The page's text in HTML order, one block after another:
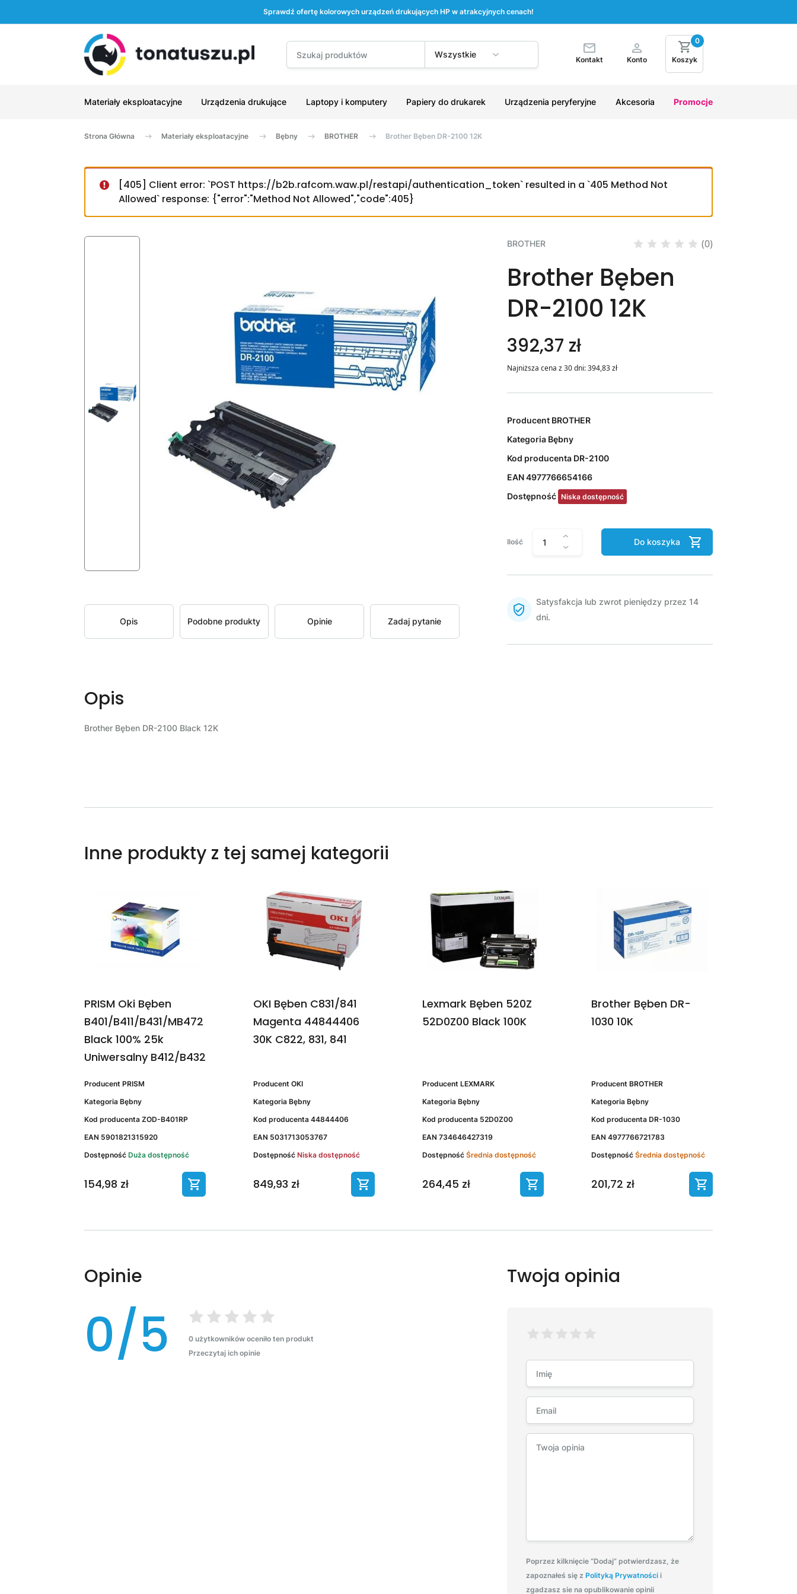
Sprawdź ofertę kolorowych urządzeń drukujących HP w atrakcyjnych cenach!
Wszystkie
Kontakt Konto Koszyk
0
Materiały eksploatacyjne Urządzenia drukujące Laptopy i komputery Papiery do drukarek Urządzenia peryferyjne Akcesoria Promocje
Strona Główna Materiały eksploatacyjne Bębny BROTHER Brother Bęben DR-2100 12K
[405] Client error: `POST https://b2b.rafcom.waw.pl/restapi/authentication_token` resulted in a `405 Method Not
Allowed` response: {"error":"Method Not Allowed","code":405}
Opis Podobne produkty Opinie Zadaj pytanie
BROTHER (0)
Brother Bęben
DR-2100 12K
392,37 zł
Najniższa cena z 30 dni:394,83zł
Producent BROTHER
Kategoria Bębny
Kod producenta DR-2100
EAN4977766654166
Dostępność Niska dostępność
Ilość Do koszyka
Satysfakcja lub zwrot pieniędzy przez 14
dni.
Opis
Brother Bęben DR-2100 Black 12K
Inne produkty z tej samej kategorii
PRISM Oki Bęben
B401/B411/B431/MB472
Black 100% 25k
Uniwersalny B412/B432
Producent PRISM
Kategoria Bębny
Kod producenta ZOD-B401RP
EAN 5901821315920
Dostępność Duża dostępność
154,98 zł
OKI Bęben C831/841
Magenta 44844406
30K C822, 831, 841
Producent OKI
Kategoria Bębny
Kod producenta 44844406
EAN 5031713053767
Dostępność Niska dostępność
849,93 zł
Lexmark Bęben 520Z
52D0Z00 Black 100K
Producent LEXMARK
Kategoria Bębny
Kod producenta 52D0Z00
EAN 734646427319
Dostępność Średnia dostępność
264,45 zł
Brother Bęben DR-
1030 10K
Producent BROTHER
Kategoria Bębny
Kod producenta DR-1030
EAN 4977766721783
Dostępność Średnia dostępność
201,72 zł
Opinie
0/5
0 użytkowników oceniło ten produkt
Przeczytaj ich opinie
Twoja opinia
Poprzez kilknięcie “Dodaj” potwierdzasz, że
zapoznałeś się z Polityką Prywatnościi
zgadzasz sie na opublikowanie opinii